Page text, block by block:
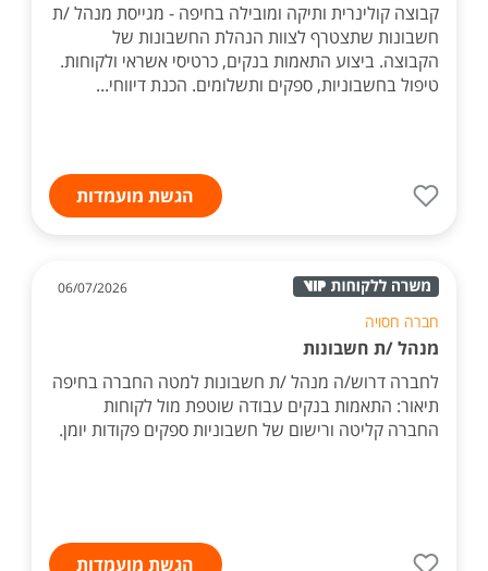
קבוצה קולינרית ותיקה ומובילה בחיפה - מגייסת מנהל /ת
חשבונות שתצטרף לצוות הנהלת החשבונות של
הקבוצה. ביצוע התאמות בנקים, כרטיסי אשראי ולקוחות.
טיפול בחשבוניות, ספקים ותשלומים. הכנת דיווחי...
הגשת מועמדות
06/07/2026
חברה חסויה
מנהל /ת חשבונות
לחברה דרוש/ה מנהל /ת חשבונות למטה החברה בחיפה
תיאור: התאמות בנקים עבודה שוטפת מול לקוחות
החברה קליטה ורישום של חשבוניות ספקים פקודות יומן.
הגשת מועמדות